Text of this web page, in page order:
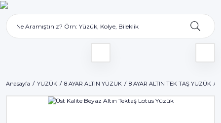
Anasayfa YÜZÜK 8 AYAR ALTIN YÜZÜK 8 AYAR ALTIN TEK TAŞ YÜZÜK